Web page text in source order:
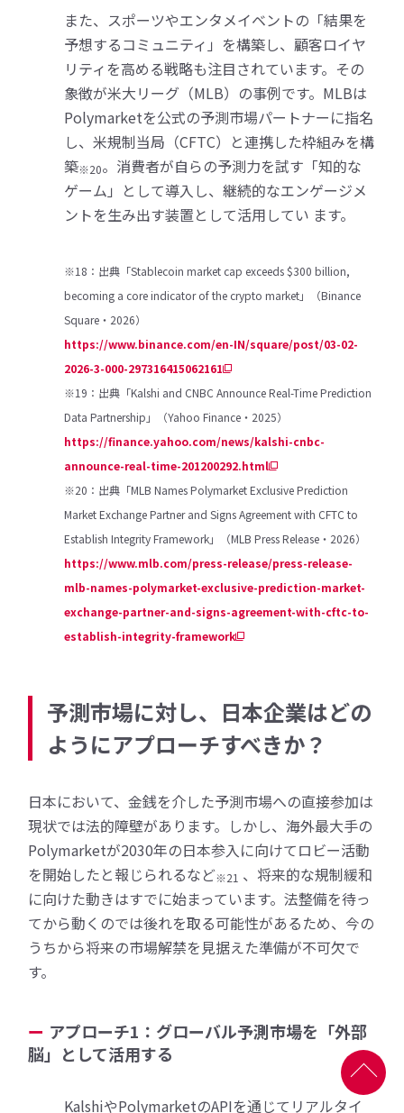
また、スポーツやエンタメイベントの「結果を
予想するコミュニティ」を構築し、顧客ロイヤ
リティを高める戦略も注目されています。その
象徴が米大リーグ（MLB）の事例です。MLBは
Polymarketを公式の予測市場パートナーに指名
し、米規制当局（CFTC）と連携した枠組みを構
築※20。消費者が自らの予測力を試す「知的な
ゲーム」として導入し、継続的なエンゲージメ
ントを生み出す装置として活用してい ます。
※18：出典「Stablecoin market cap exceeds $300 billion,
becoming a core indicator of the crypto market」（Binance
Square・2026）
https://www.binance.com/en-IN/square/post/03-02-
2026-3-000-297316415062161
※19：出典「Kalshi and CNBC Announce Real-Time Prediction
Data Partnership」（Yahoo Finance・2025）
https://finance.yahoo.com/news/kalshi-cnbc-
announce-real-time-201200292.html
※20：出典「MLB Names Polymarket Exclusive Prediction
Market Exchange Partner and Signs Agreement with CFTC to
Establish Integrity Framework」（MLB Press Release・2026）
https://www.mlb.com/press-release/press-release-
mlb-names-polymarket-exclusive-prediction-market-
exchange-partner-and-signs-agreement-with-cftc-to-
establish-integrity-framework
予測市場に対し、日本企業はどの
ようにアプローチすべきか？
日本において、金銭を介した予測市場への直接参加は
現状では法的障壁があります。しかし、海外最大手の
Polymarketが2030年の日本参入に向けてロビー活動
を開始したと報じられるなど※21 、将来的な規制緩和
に向けた動きはすでに始まっています。法整備を待っ
てから動くのでは後れを取る可能性があるため、今の
うちから将来の市場解禁を見据えた準備が不可欠で
す。
アプローチ1：グローバル予測市場を「外部
脳」として活用する
KalshiやPolymarketのAPIを通じてリアルタイ